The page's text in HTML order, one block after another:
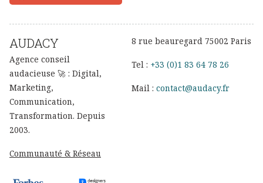
AUDACY
Agence conseil
audacieuse 🚀 : Digital,
Marketing,
Communication,
Transformation. Depuis
2003.
Communauté & Réseau
8 rue beauregard 75002 Paris
Tel : +33 (0)1 83 64 78 26
Mail : contact@audacy.fr